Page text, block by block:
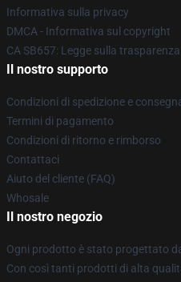
Informativa sulla privacy
DMCA - Informativa sul copyright
CA SB657: Legge sulla
Il nostro supporto
Condizioni di spedizione e
Termini di pagamento
Condizioni di ritorno e rimborso
Contattaci
Aiuto del cliente (FAQ)
Whosale
Il nostro negozio
Ogni prodotto è stato progettato
Con così tanti prodotti di alta